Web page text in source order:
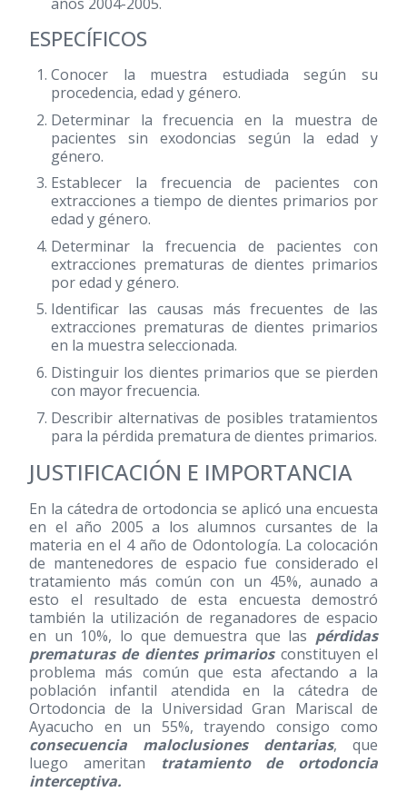
ESPECÍFICOS
Conocer la muestra estudiada según su
procedencia, edad y género.
Determinar la frecuencia en la muestra de
pacientes sin exodoncias según la edad y
género.
Establecer la frecuencia de pacientes con
extracciones a tiempo de dientes primarios por
edad y género.
Determinar la frecuencia de pacientes con
extracciones prematuras de dientes primarios
por edad y género.
Identificar las causas más frecuentes de las
extracciones prematuras de dientes primarios
en la muestra seleccionada.
Distinguir los dientes primarios que se pierden
con mayor frecuencia.
Describir alternativas de posibles tratamientos
para la pérdida prematura de dientes primarios.
JUSTIFICACIÓN E IMPORTANCIA
En la cátedra de ortodoncia se aplicó una encuesta
en el año 2005 a los alumnos cursantes de la
materia en el 4 año de Odontología. La colocación
de mantenedores de espacio fue considerado el
tratamiento más común con un 45%, aunado a
esto el resultado de esta encuesta demostró
también la utilización de reganadores de espacio
en un 10%, lo que demuestra que las pérdidas
prematuras de dientes primariosconstituyen el
problema más común que esta afectando a la
población infantil atendida en la cátedra de
Ortodoncia de la Universidad Gran Mariscal de
Ayacucho en un 55%, trayendo consigo como
consecuencia maloclusiones dentarias, que
luego ameritan
tratamiento de ortodoncia
interceptiva.